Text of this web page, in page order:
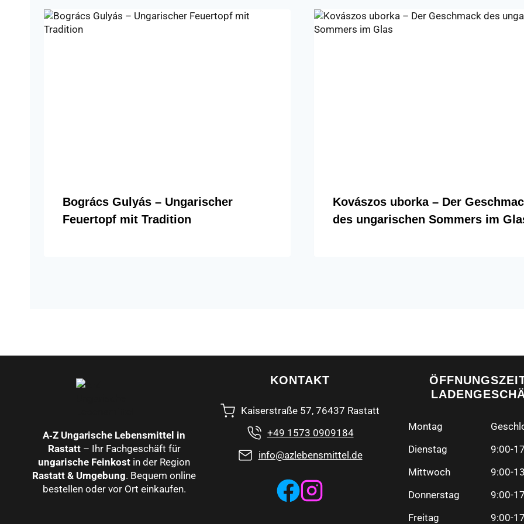
Bogrács Gulyás – Ungarischer
Feuertopf mit Tradition
Kovászos uborka – Der
des ungarischen Sommers im
A‑Z Ungarische Lebensmittel in
Rastatt– Ihr Fachgeschäft für
ungarische Feinkost in der Region
Rastatt & Umgebung. Bequem online
bestellen oder vor Ort einkaufen.
KONTAKT
Kaiserstraße 57, 76437 Rastatt
+49 1573 0909184
info@azlebensmittel.de
Montag
Dienstag
9:00-
Mittwoch
9:00-
Donnerstag
9:00-
Freitag
9:00-